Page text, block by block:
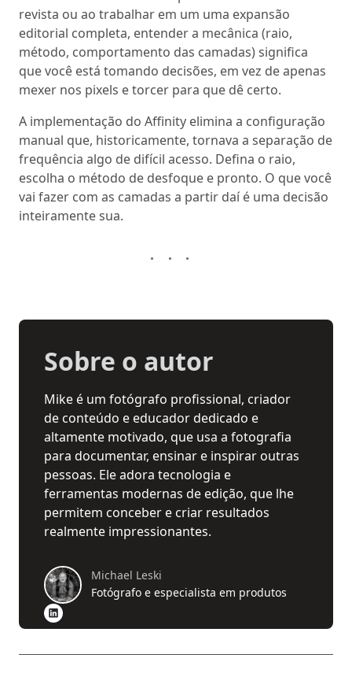
revista ou ao trabalhar em um uma expansão
editorial completa, entender a mecânica (raio,
método, comportamento das camadas) significa
que você está tomando decisões, em vez de apenas
mexer nos pixels e torcer para que dê certo.
A implementação do Affinity elimina a configuração
manual que, historicamente, tornava a separação de
frequência algo de difícil acesso. Defina o raio,
escolha o método de desfoque e pronto. O que você
vai fazer com as camadas a partir daí é uma decisão
inteiramente sua.
Sobre o autor
Mike é um fotógrafo profissional, criador
de conteúdo e educador dedicado e
altamente motivado, que usa a fotografia
para documentar, ensinar e inspirar outras
pessoas. Ele adora tecnologia e
ferramentas modernas de edição, que lhe
permitem conceber e criar resultados
realmente impressionantes.
Michael Leski
Fotógrafo e especialista em produtos